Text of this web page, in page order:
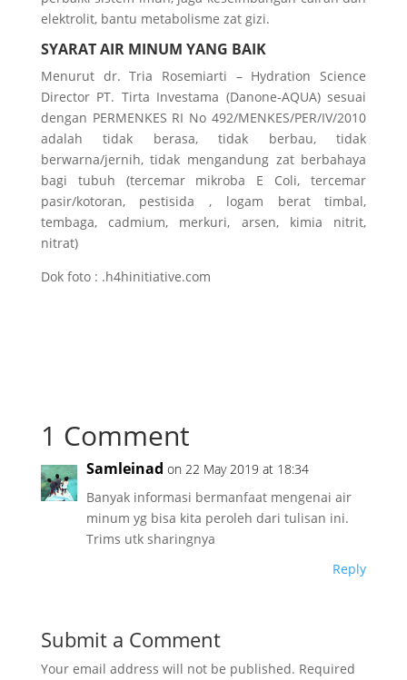
elektrolit, bantu metabolisme zat gizi.
SYARAT AIR MINUM YANG BAIK
Menurut dr. Tria Rosemiarti – Hydration Science
Director PT. Tirta Investama (Danone-AQUA) sesuai
dengan PERMENKES RI No 492/MENKES/PER/IV/2010
adalah tidak berasa, tidak berbau, tidak
berwarna/jernih, tidak mengandung zat berbahaya
bagi tubuh (tercemar mikroba E Coli, tercemar
pasir/kotoran, pestisida , logam berat timbal,
tembaga, cadmium, merkuri, arsen, kimia nitrit,
nitrat)
Dok foto : .h4hinitiative.com
1 Comment
Samleinad on 22 May 2019 at 18:34
Banyak informasi bermanfaat mengenai air
minum yg bisa kita peroleh dari tulisan ini.
Trims utk sharingnya
Reply
Submit a Comment
Your email address will not be published. Required